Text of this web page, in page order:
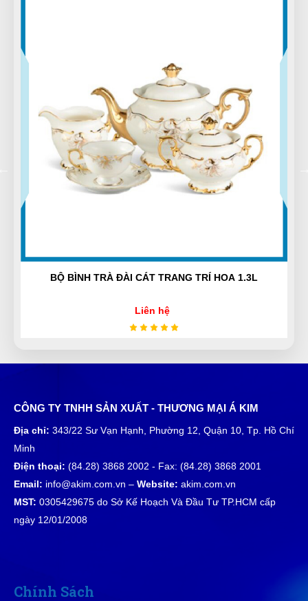
Thật khổng thể tin nổi. Chất đến từng đồng
Ngọc Diệp
(Đánh giá 1 năm trước)
NN
Nguyễn Thị Ngọc Nhi
Mua hàng vì chính sách và tin tưởng thông tin trên
website này
PQ
Phú Quốc
vậy
BỘ BÌNH TRÀ ĐÀI CÁT TRANG TRÍ HOA 1.3L
Liên hệ
CÔNG TY TNHH SẢN XUẤT - THƯƠNG MẠI Á KIM
Địa chỉ: 343/22 Sư Vạn Hạnh, Phường 12, Quận 10, Tp. Hồ Chí
Minh
Điện thoại: (84.28) 3868 2002 - Fax: (84.28) 3868 2001
Email: info@akim.com.vn – Website: akim.com.vn
MST: 0305429675 do Sở Kế Hoạch Và Đầu Tư TP.HCM cấp
ngày 12/01/2008
Chính Sách